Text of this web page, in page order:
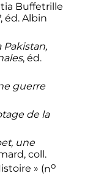
Buffetrille
, éd. Albin
Pakistan,
, éd.
guerre
de la
une
coll.
» (no